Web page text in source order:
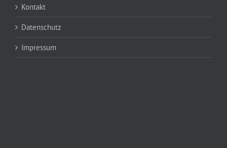
Kontakt
Datenschutz
Impressum